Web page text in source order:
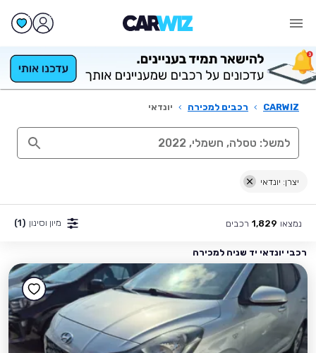
CARWIZ
› רכבים למכירה › יונדאי
יצרן: יונדאי
נמצאו 1,829 רכבים מיון וסינון (1)
רכבי יונדאי יד שניה למכירה